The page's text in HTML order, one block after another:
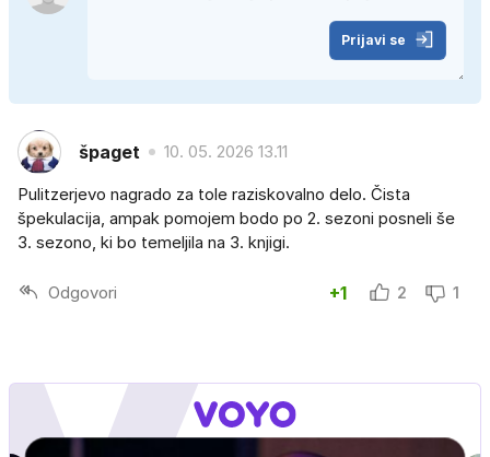
Prijavi se
špaget 10. 05. 2026 13.11
Pulitzerjevo nagrado za tole raziskovalno delo. Čista
špekulacija, ampak pomojem bodo po 2. sezoni posneli še
3. sezono, ki bo temeljila na 3. knjigi.
Odgovori +1 2 1